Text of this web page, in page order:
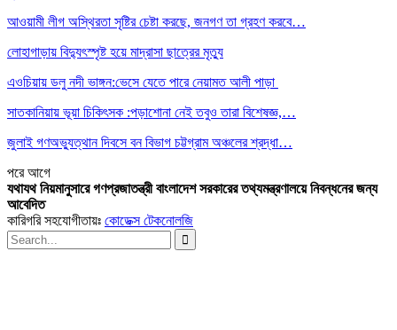
আওয়ামী লীগ অস্থিরতা সৃষ্টির চেষ্টা করছে, জনগণ তা গ্রহণ করবে…
লোহাগাড়ায় বিদ্যুৎস্পৃষ্ট হয়ে মাদ্রাসা ছাত্রের মৃত্যু
এওচিয়ায় ডলু নদী ভাঙ্গন:ভেসে যেতে পারে নেয়ামত আলী পাড়া
সাতকানিয়ায় ভূয়া চিকিৎসক :পড়াশোনা নেই তবুও তারা বিশেষজ্ঞ,…
জুলাই গণঅভ্যুত্থান দিবসে বন বিভাগ চট্টগ্রাম অঞ্চলের শ্রদ্ধা…
পরেআগে
যথাযথ নিয়মানুসারে গণপ্রজাতন্ত্রী বাংলাদেশ সরকারের তথ্যমন্ত্রণালয়ে নিবন্ধনের জন্য
আবেদিত
কারিগরি সহযোগীতায়ঃ কোডেক্স টেকনোলজি